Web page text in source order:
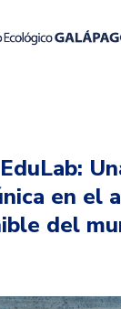
en el
del